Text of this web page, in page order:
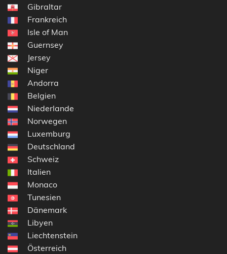
Gibraltar
Frankreich
Isle of Man
Guernsey
Jersey
Niger
Andorra
Belgien
Niederlande
Norwegen
Luxemburg
Deutschland
Schweiz
Italien
Monaco
Tunesien
Dänemark
Libyen
Liechtenstein
Österreich